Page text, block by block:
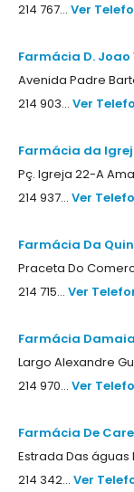
214 767... Ver
Farmácia D. Joao
Avenida Padre
214 903... Ver
Farmácia da
Pç. Igreja 22-A
214 937... Ver
Farmácia Da
Praceta Do
214 715... Ver
Farmácia Damaia
Largo Alexandre
214 970... Ver
Farmácia De
Estrada Das águas
214 342... Ver